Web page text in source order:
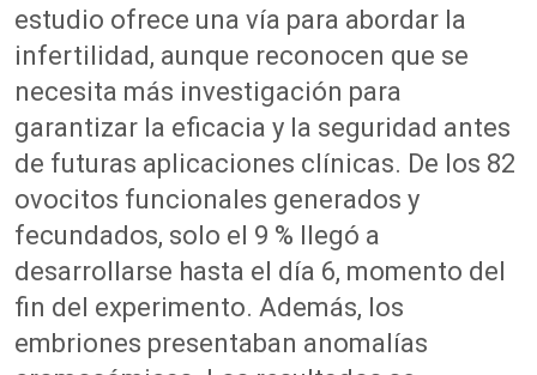
estudio ofrece una vía para abordar la
infertilidad, aunque reconocen que se
necesita más investigación para
garantizar la eficacia y la seguridad antes
de futuras aplicaciones clínicas. De los 82
ovocitos funcionales generados y
fecundados, solo el 9 % llegó a
desarrollarse hasta el día 6, momento del
fin del experimento. Además, los
embriones presentaban anomalías